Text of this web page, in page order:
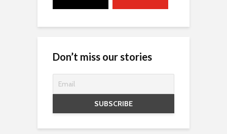
Don’t miss our stories